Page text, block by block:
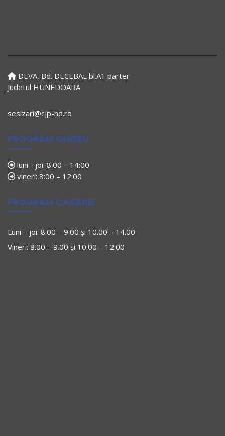
DEVA, Bd. DECEBAL bl.A1 parter
Judetul HUNEDOARA
sesizari@cjp-hd.ro
PROGRAM GHIȘEU
luni - joi: 8:00 – 14:00
vineri: 8:00 – 12:00
PROGRAM CASIERIE
Luni – joi: 8.00 – 9.00 și 10.00 – 14.00
Vineri: 8.00 – 9.00 și 10.00 – 12.00